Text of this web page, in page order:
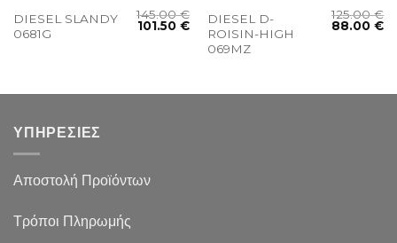
DIESEL SLANDY
0681G
145.00€
101.50€
DIESEL D-
ROISIN-HIGH
069MZ
125.00€
88.00€
ΥΠΗΡΕΣΙΕΣ
Αποστολή Προϊόντων
Τρόποι Πληρωμής